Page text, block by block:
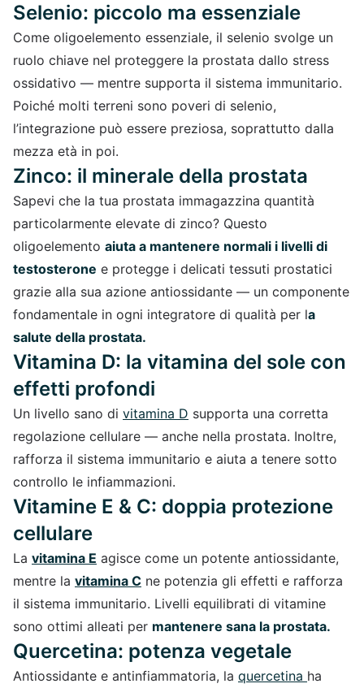
Selenio: piccolo ma essenziale
Come oligoelemento essenziale, il selenio svolge un
ruolo chiave nel proteggere la prostata dallo stress
ossidativo — mentre supporta il sistema immunitario.
Poiché molti terreni sono poveri di selenio,
l’integrazione può essere preziosa, soprattutto dalla
mezza età in poi.
Zinco: il minerale della prostata
Sapevi che la tua prostata immagazzina quantità
particolarmente elevate di zinco? Questo
oligoelemento aiuta a mantenere normali i livelli di
testosterone e protegge i delicati tessuti prostatici
grazie alla sua azione antiossidante — un componente
fondamentale in ogni integratore di qualità per la
salute della prostata.
Vitamina D: la vitamina del sole con
effetti profondi
Un livello sano di vitamina D supporta una corretta
regolazione cellulare — anche nella prostata. Inoltre,
rafforza il sistema immunitario e aiuta a tenere sotto
controllo le infiammazioni.
Vitamine E & C: doppia protezione
cellulare
La vitamina E agisce come un potente antiossidante,
mentre la vitamina C ne potenzia gli effetti e rafforza
il sistema immunitario. Livelli equilibrati di vitamine
sono ottimi alleati per mantenere sana la prostata.
Quercetina: potenza vegetale
Antiossidante e antinfiammatoria, la quercetina ha